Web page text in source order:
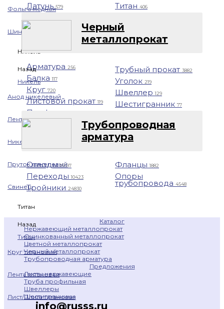
Фольга медная
Шина медная
Никель
Назад
Никель
Анод никелевый
Лента никелевая
Никелевая проволока
Пруток никелевый
Свинец
Титан
Назад
Титан
Круг титановый
Лента титановая
Лист/Плита титановая
Латунь579 Титан 406
Черный
металлопрокат
Арматура 256
Балка117
Круг 720
Листовой прокат119
Профнастил
Трубный прокат 3882
Уголок 219
Швеллер129
Шестигранник 77
Трубопроводная
арматура
Отводы15397
Переходы10423
Тройники 24830
Фланцы1882
Опоры
трубопровода 4548
Каталог
Нержавеющий металлопрокат
Оцинкованный металлопрокат
Цветной металлопрокат
Черный металлопрокат
Трубопроводная арматура
Предложения
Листы нержавеющие
Труба профильная
Швеллеры
Шестигранники
info@russs.ru